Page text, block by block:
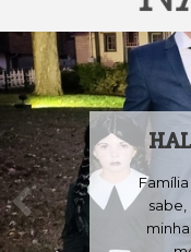
não
e